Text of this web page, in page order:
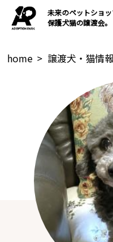
未来のペットショ
保護犬猫の譲渡会。
home > 譲渡犬・猫情報